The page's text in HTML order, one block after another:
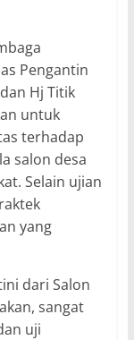
Pengantin
Hj Titik
untuk
terhadap
salon desa
Selain ujian
yang
dari Salon
sangat
uji